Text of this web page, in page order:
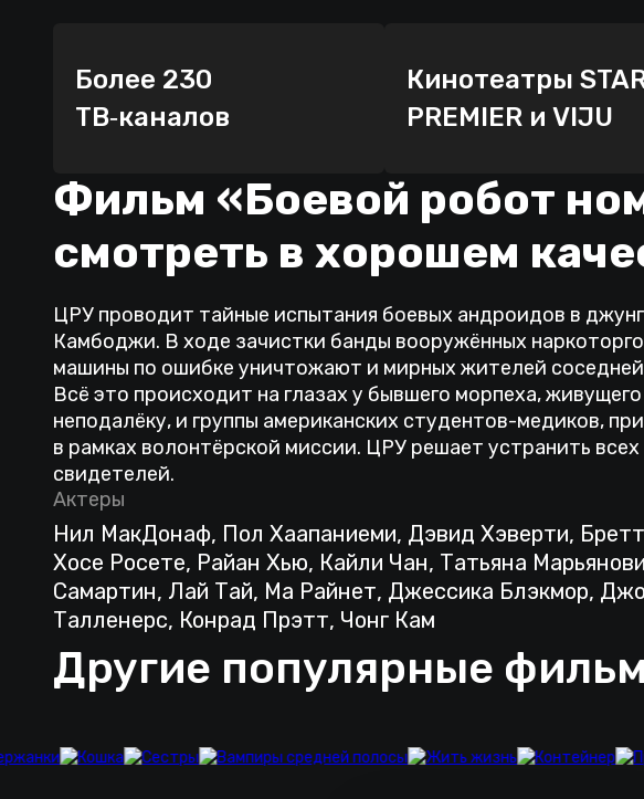
Более 230
ТВ‑каналов
Кинотеатры
PREMIER и VIJU
Фильм «Боевой робот
смотреть в хорошем
ЦРУ проводит тайные испытания боевых андроидов в
Камбоджи. В ходе зачистки банды вооружённых
машины по ошибке уничтожают и мирных жителей
Всё это происходит на глазах у бывшего морпеха, живущего
неподалёку, и группы американских студентов-медиков,
в рамках волонтёрской миссии. ЦРУ решает устранить всех
свидетелей.
Актеры
Нил МакДонаф, Пол Хаапаниеми, Дэвид Хэверти,
Хосе Росете, Райан Хью, Кайли Чан, Татьяна
Самартин, Лай Тай, Ма Райнет, Джессика Блэкмор,
Талленерс, Конрад Прэтт, Чонг Кам
Другие популярные